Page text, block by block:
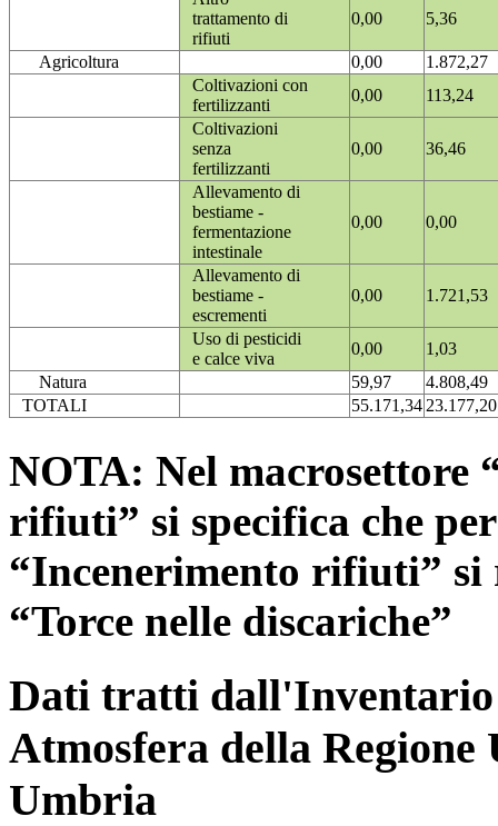
trattamento di
rifiuti
0,00 5,36
Agricoltura 0,00
1.872,27
Coltivazioni con
fertilizzanti
0,00
113,24
Coltivazioni
senza
fertilizzanti
0,00 36,46
Allevamento di
bestiame -
fermentazione
intestinale
0,00 0,00
Allevamento di
bestiame -
escrementi
0,00 1.721,53
Uso di pesticidi
e calce viva
0,00
1,03
Natura
59,97
4.808,49
TOTALI
55.171,3423.177,20
NOTA: Nel macrosettore
rifiuti” si specifica che
“Incenerimento rifiuti”
“Torce nelle discariche”
Dati tratti dall'Inventario
Atmosfera della
Umbria